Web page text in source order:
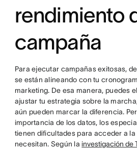
rendimiento
campaña
Para ejecutar campañas exitosas,
se están alineando con tu
marketing. De esa manera, puedes
ajustar tu estrategia sobre la
aún pueden marcar la diferencia.
importancia de los datos, los
tienen dificultades para acceder a
necesitan. Según la investigación de